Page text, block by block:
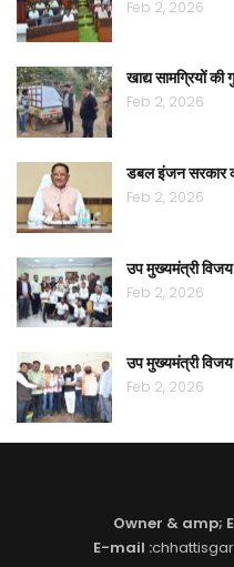
Feb 2, 2026
खाद्य सामग्रियों
Feb 2, 2026
डबल इंजन सरकार
Feb 2, 2026
उप मुख्यमंत्री
Feb 2, 2026
उप मुख्यमंत्री विजय
Feb 2, 2026
Owner & amp;
E-mail :